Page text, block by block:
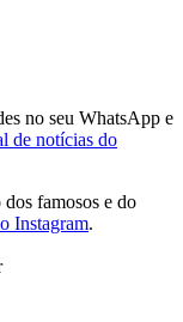
no seu WhatsApp e
de notícias do
famosos e do
Instagram.